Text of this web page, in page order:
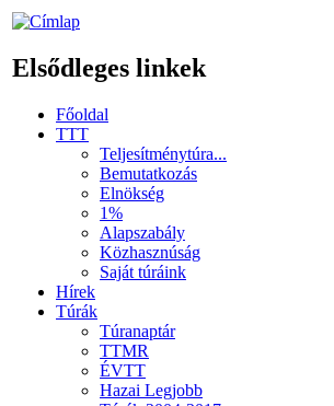
Elsődleges linkek
Főoldal
TTT
Teljesítménytúra...
Bemutatkozás
Elnökség
1%
Alapszabály
Közhasznúság
Saját túráink
Hírek
Túrák
Túranaptár
TTMR
ÉVTT
Hazai Legjobb